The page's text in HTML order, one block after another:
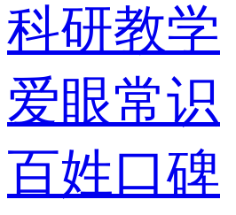
科研教学
爱眼常识
百姓口碑